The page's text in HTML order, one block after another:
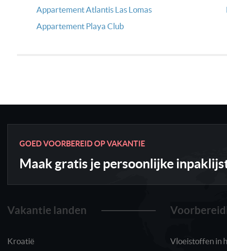
Appartement Atlantis Las Lomas
Appartement Playa Club
GOED VOORBEREID OP VAKANTIE
Maak gratis je persoonlijke
Vakantie landen
Kroatië Vloeistoffen in